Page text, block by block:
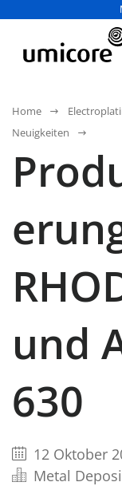
Home
Neuigkeiten
und
630
12 Oktober
Metal